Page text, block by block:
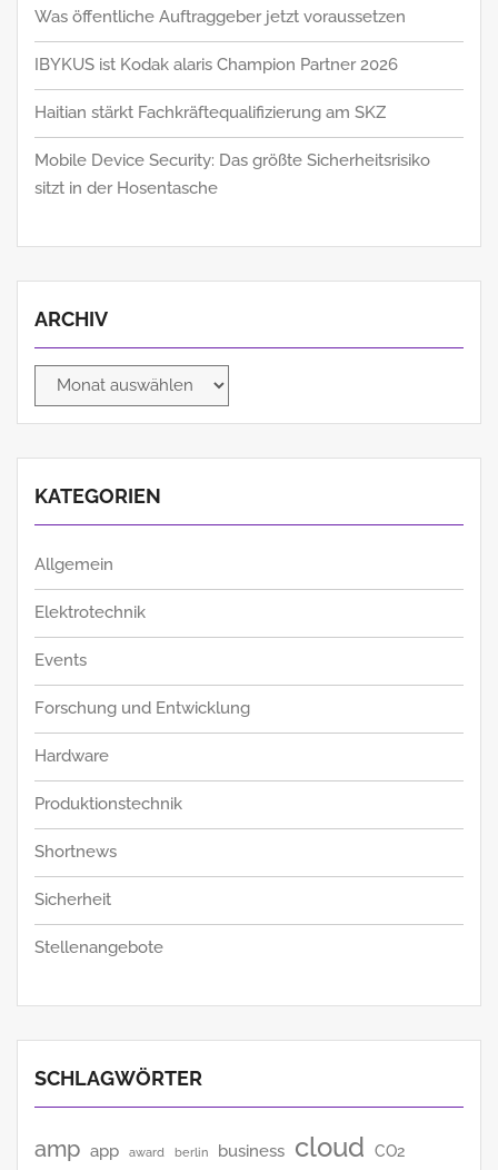
Was öffentliche Auftraggeber jetzt voraussetzen
IBYKUS ist Kodak alaris Champion Partner 2026
Haitian stärkt Fachkräftequalifizierung am SKZ
Mobile Device Security: Das größte Sicherheitsrisiko
sitzt in der Hosentasche
ARCHIV
Archiv
KATEGORIEN
Allgemein
Elektrotechnik
Events
Forschung und Entwicklung
Hardware
Produktionstechnik
Shortnews
Sicherheit
Stellenangebote
SCHLAGWÖRTER
amp app award berlin business cloud CO2